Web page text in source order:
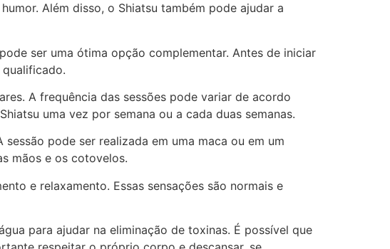
Além disso, o Shiatsu também pode ajudar a
ser uma ótima opção complementar. Antes de iniciar
A frequência das sessões pode variar de acordo
uma vez por semana ou a cada duas semanas.
pode ser realizada em uma maca ou em um
mãos e os cotovelos.
e relaxamento. Essas sensações são normais e
para ajudar na eliminação de toxinas. É possível que